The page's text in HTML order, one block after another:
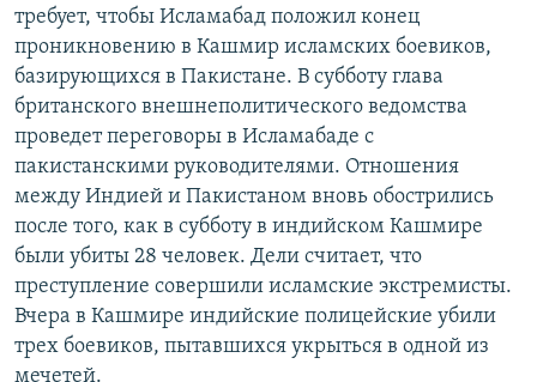
Все сайты РСЕ/РС
требует, чтобы Исламабад положил конец
проникновению в Кашмир исламских боевиков,
базирующихся в Пакистане. В субботу глава
британского внешнеполитического ведомства
проведет переговоры в Исламабаде с
пакистанскими руководителями. Отношения
между Индией и Пакистаном вновь обострились
после того, как в субботу в индийском Кашмире
были убиты 28 человек. Дели считает, что
преступление совершили исламские экстремисты.
Вчера в Кашмире индийские полицейские убили
трех боевиков, пытавшихся укрыться в одной из
мечетей.